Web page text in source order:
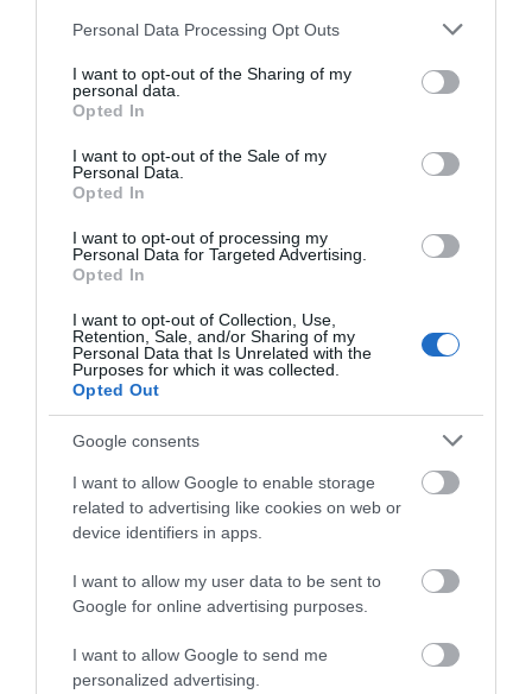
Please note that this website/app uses one or more Google
not limited to your visit or usage behaviour. You may click to
grant or deny consent to Google and its third-party tags to
use your data for below specified purposes in below Google
consent section.
Personal Data Processing Opt Outs
I want to opt-out of the Sharing of my
personal data.
Opted In
I want to opt-out of the Sale of my
Personal Data.
Opted In
I want to opt-out of processing my
Personal Data for Targeted Advertising.
Opted In
I want to opt-out of Collection, Use,
Retention, Sale, and/or Sharing of my
Personal Data that Is Unrelated with the
Purposes for which it was collected.
Opted Out
Google consents
I want to allow Google to enable storage
related to advertising like cookies on web or
device identifiers in apps.
I want to allow my user data to be sent to
Google for online advertising purposes.
I want to allow Google to send me
personalized advertising.
Σε δημοπρασία η μπάλα των
ιστορικών γκολ του Μαραντόνα
08.08.2026 | 18:40
Αγανάκτηση σε χωριό της
νερό – Σοβαρή καταγγελία
08.08.2026 | 18:20
Αγροτικές ενισχύσεις: Ποιοι θα
λάβουν νωρίτερα τις
προκαταβολές
08.08.2026 | 18:00
Σε πελάγη ευτυχίας
για τρίτη φορά παππούς!
Ευρυδίκη Βαλαβάνη: Οι
οικογενειακές διακοπές στην
Εύβοια! Δείτε σε ποια παραλία
08.08.2026 | 17:20
ΠΕΡΙΣΣΟΤΕΡΑ ΑΠΟ ΚΟΙΝΩΝΙΑ
80χρονη για κράνος!
μωράκι μόλις 8 ημερών
– Νοσηλευόταν στη